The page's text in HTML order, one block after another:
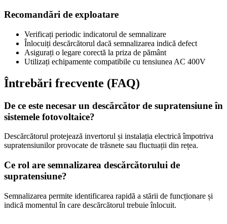
Recomandări de exploatare
Verificați periodic indicatorul de semnalizare
Înlocuiți descărcătorul dacă semnalizarea indică defect
Asigurați o legare corectă la priza de pământ
Utilizați echipamente compatibile cu tensiunea AC 400V
Întrebări frecvente (FAQ)
De ce este necesar un descărcător de supratensiune în
sistemele fotovoltaice?
Descărcătorul protejează invertorul și instalația electrică împotriva
supratensiunilor provocate de trăsnete sau fluctuații din rețea.
Ce rol are semnalizarea descărcătorului de
supratensiune?
Semnalizarea permite identificarea rapidă a stării de funcționare și
indică momentul în care descărcătorul trebuie înlocuit.